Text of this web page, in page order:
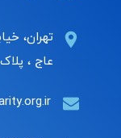
تهران،
عاج ، پلاک